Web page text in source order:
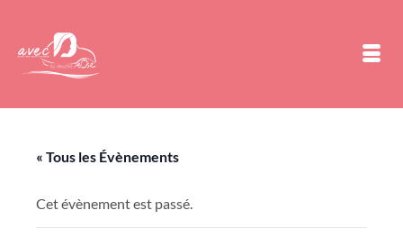
« Tous les Évènements
Cet évènement est passé.